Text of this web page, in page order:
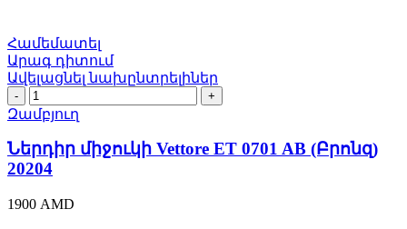
Համեմատել
Արագ դիտում
Ավելացնել նախընտրելիներ
Ներդիր
միջուկի
Vettore
ET
0701
AB
20204
Զամբյուղ
Ներդիր միջուկի Vettore ET 0701 AB (Բրոնզ)
20204
1900 AMD